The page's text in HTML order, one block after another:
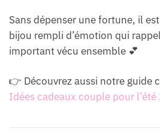
Sans dépenser une fortune, il
bijou rempli d’émotion qui
important vécu ensemble 💕
👉 Découvrez aussi notre guide
Idées cadeaux couple pour l’été